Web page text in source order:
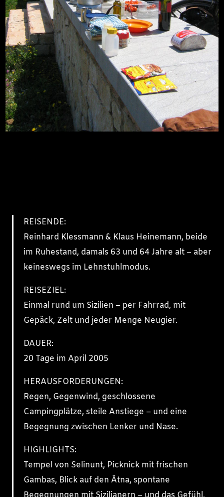
REISENDE:
Reinhard Klessmann & Klaus Heinemann, beide
im Ruhestand, damals 63 und 64 Jahre alt – aber
keineswegs im Lehnstuhlmodus.
REISEZIEL:
Einmal rund um Sizilien – per Fahrrad, mit
Gepäck, Zelt und jeder Menge Neugier.
DAUER:
20 Tage im April 2005
HERAUSFORDERUNGEN:
Regen, Gegenwind, geschlossene
Campingplätze, steile Anstiege – und eine
Begegnung zwischen Lenker und Nase.
HIGHLIGHTS:
Tempel von Selinunt, Picknick mit frischen
Gambas, Blick auf den Ätna, spontane